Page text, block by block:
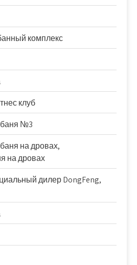
комплекс
клуб
№3
на дровах,
на дровах
дилер DongFeng,